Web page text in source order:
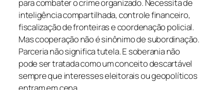
para combater o crime organizado. Necessita de
inteligência compartilhada, controle financeiro,
fiscalização de fronteiras e coordenação policial.
Mas cooperação não é sinônimo de subordinação.
Parceria não significa tutela. E soberania não
pode ser tratada como um conceito descartável
sempre que interesses eleitorais ou geopolíticos